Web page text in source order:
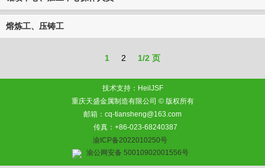
熔炼工、压铸工
1 2 1/2 页
技术支持：HeilJSF
重庆天盛金属制造有限公司 © 版权所有
邮箱：cq-tiansheng@163.com
传真：+86-023-68240387
渝ICP备2022010250号
渝公网安备 50010902001556号